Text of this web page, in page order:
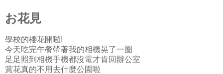
お花見
學校的櫻花開囉!
今天吃完午餐帶著我的相機晃了一圈
足足照到相機手機都沒電才肯回辦公室
賞花真的不用去什麼公園啦